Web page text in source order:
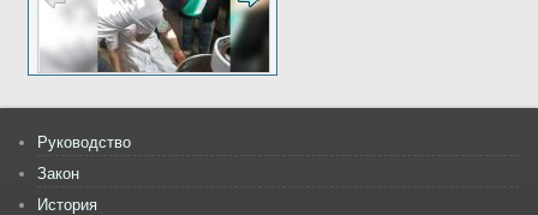
Руководство
Закон
История